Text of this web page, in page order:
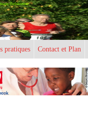
d'athlétisme
pratiques Contact et Plan